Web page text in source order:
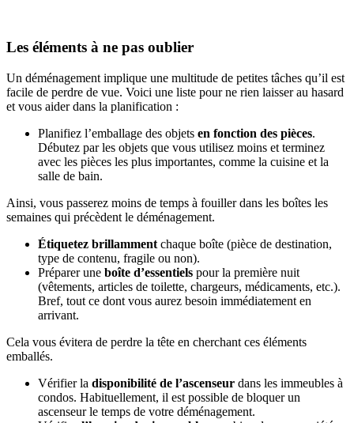
Les éléments à ne pas oublier
Un déménagement implique une multitude de petites tâches qu’il est
facile de perdre de vue. Voici une liste pour ne rien laisser au hasard
et vous aider dans la planification :
Planifiez l’emballage des objets en fonction des pièces.
Débutez par les objets que vous utilisez moins et terminez
avec les pièces les plus importantes, comme la cuisine et la
salle de bain.
Ainsi, vous passerez moins de temps à fouiller dans les boîtes les
semaines qui précèdent le déménagement.
Étiquetez brillamment chaque boîte (pièce de destination,
type de contenu, fragile ou non).
Préparer une boîte d’essentiels pour la première nuit
(vêtements, articles de toilette, chargeurs, médicaments, etc.).
Bref, tout ce dont vous aurez besoin immédiatement en
arrivant.
Cela vous évitera de perdre la tête en cherchant ces éléments
emballés.
Vérifier la disponibilité de l’ascenseur dans les immeubles à
condos. Habituellement, il est possible de bloquer un
ascenseur le temps de votre déménagement.